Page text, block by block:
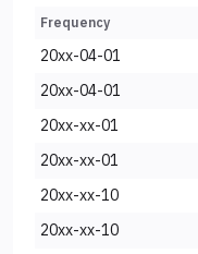
Frequency
20xx-04-01
20xx-04-01
20xx-xx-01
20xx-xx-01
20xx-xx-10
20xx-xx-10